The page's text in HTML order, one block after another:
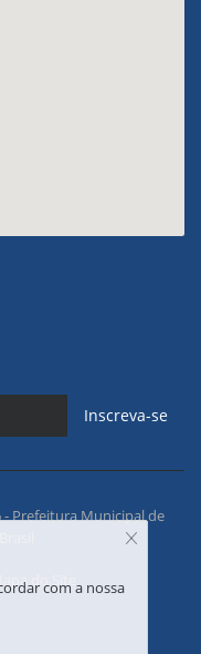
Inscreva-se
Prefeitura Municipal de
Mapa do Sitecom a nossa